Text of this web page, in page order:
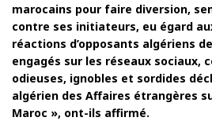
marocains pour faire diversion,
contre ses initiateurs, eu égard
réactions d’opposants algériens
engagés sur les réseaux sociaux,
odieuses, ignobles et sordides
algérien des Affaires étrangères
Maroc », ont-ils affirmé.